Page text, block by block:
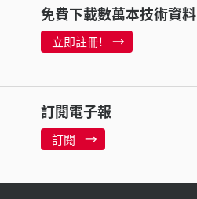
免費下載數萬本技術資料
立即註冊!
訂閱電子報
訂閱